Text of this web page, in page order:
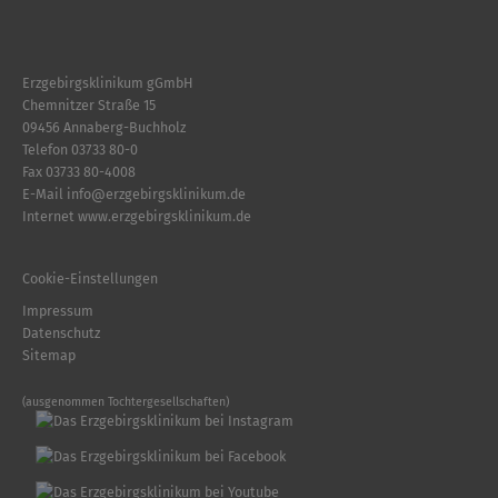
Erzgebirgsklinikum gGmbH
Chemnitzer Straße 15
09456 Annaberg-Buchholz
Telefon 03733 80-0
Fax 03733 80-4008
E-Mail info@erzgebirgsklinikum.de
Internet www.erzgebirgsklinikum.de
Cookie-Einstellungen
Impressum
Datenschutz
Sitemap
(ausgenommen Tochtergesellschaften)